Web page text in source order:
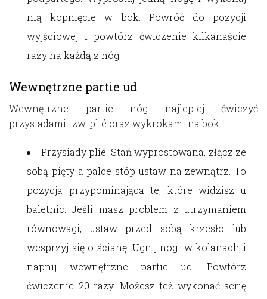
nią kopnięcie w bok. Powróć do pozycji
wyjściowej i powtórz ćwiczenie kilkanaście
razy na każdą z nóg.
Wewnętrzne partie ud
Wewnętrzne partie nóg najlepiej ćwiczyć
przysiadami tzw. plié oraz wykrokami na boki.
Przysiady plié: Stań wyprostowana, złącz ze
sobą pięty a palce stóp ustaw na zewnątrz. To
pozycja przypominająca te, które widzisz u
baletnic. Jeśli masz problem z utrzymaniem
równowagi, ustaw przed sobą krzesło lub
wesprzyj się o ścianę. Ugnij nogi w kolanach i
napnij wewnętrzne partie ud. Powtórz
ćwiczenie 20 razy. Możesz też wykonać serię